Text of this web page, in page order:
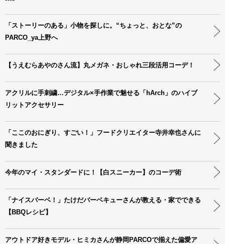
「ストーリーのある」小物を探しに。“ちょっと、おとな”の
PARCO_ya上野へ
【うえむらあやのさん流】丸メガネ・おしゃれ三段活用コーデ！
アクリルに手刺繍…デジタル×手作業で魅せる「hArch」のハイブ
リットアクセサリー
「ここのおにぎり、すごい！」フードクリエイター寺井幸也さんに
聞きました
今年のマイ・スタンダードに！【白スニーカー】のコーデ術
「ナイスバーベ！」たけだバーベキューさんが教える・家でできる
【BBQレシピ】
アウトドア好きモデル・ヒミカさんが静岡PARCOで揃えた偏愛ア